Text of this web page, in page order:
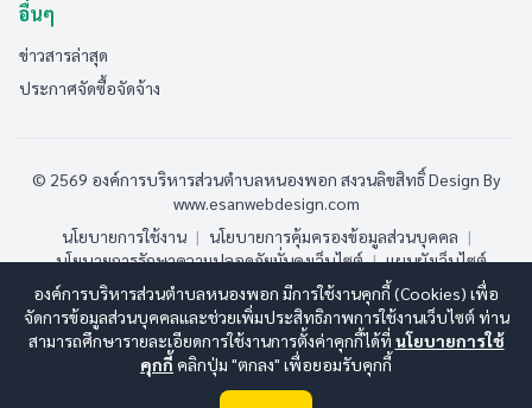
อื่นๆ
ข่าวสารล่าสุด
ประกาศจัดซื้อจัดจ้าง
© 2569 องค์การบริหารส่วนตำบลหนองพอก สงวนลิขสิทธิ์Design By
www.esanwebdesign.com
นโยบายการใช้งาน | นโยบายการคุ้มครองข้อมูลส่วนบุคคล |
นโยบายการรักษาความปลอดภัยมั่นคงเว็บไซต์ | แผนผังเว็บไซต์
ออนไลน์:5 ทั้งหมด:30 (ดูสถิติทั้งหมด)
องค์การบริหารส่วนตำบลหนองพอก มีการใช้งานคุกกี้ (Cookies) เพื่อ
จัดการข้อมูลส่วนบุคคลและช่วยเพิ่มประสิทธิภาพการใช้งานเว็บไซต์ ท่าน
สามารถศึกษารายละเอียดการใช้งานการตั้งค่าคุกกี้ได้ที่ นโยบายการใช้
คุกกี้ คลิกปุ่ม "ตกลง" เพื่อยอมรับคุกกี้